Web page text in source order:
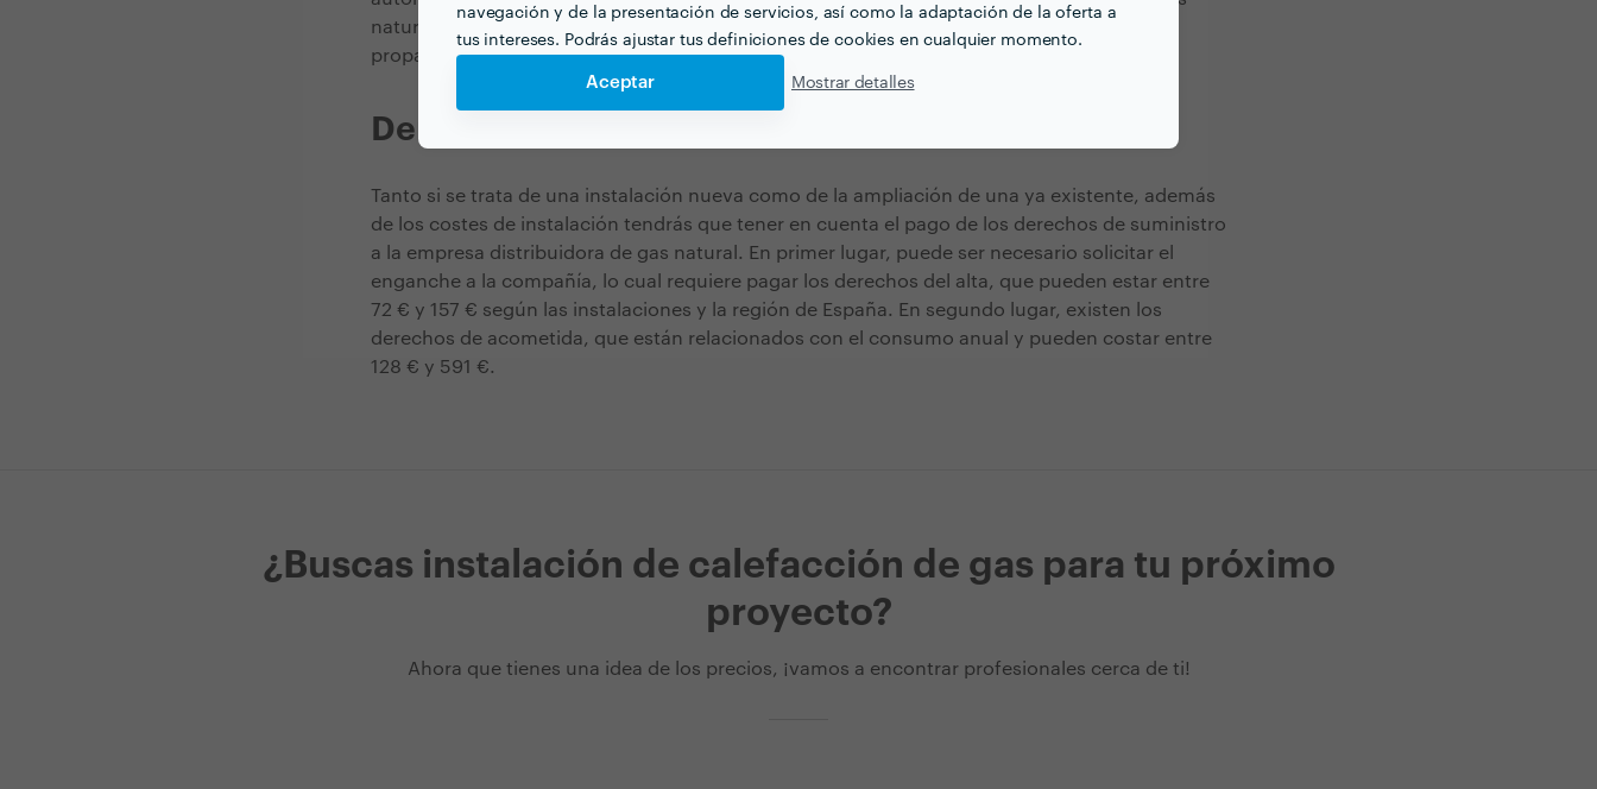
navegación y de la presentación de servicios, así como la adaptación de la oferta a
tus intereses. Podrás ajustar tus definiciones de cookies en cualquier momento.
Aceptar Mostrar detalles
natural, ya sea para renovar una parte del sistema o para hacer el pasaje de gas butano o
propano a gas natural.
Derechos de suministro
Tanto si se trata de una instalación nueva como de la ampliación de una ya existente, además
de los costes de instalación tendrás que tener en cuenta el pago de los derechos de suministro
a la empresa distribuidora de gas natural. En primer lugar, puede ser necesario solicitar el
enganche a la compañía, lo cual requiere pagar los derechos del alta, que pueden estar entre
72 € y 157 € según las instalaciones y la región de España. En segundo lugar, existen los
derechos de acometida, que están relacionados con el consumo anual y pueden costar entre
128 € y 591 €.
¿Buscas instalación de calefacción de gas para tu próximo
proyecto?
Ahora que tienes una idea de los precios, ¡vamos a encontrar profesionales cerca de ti!